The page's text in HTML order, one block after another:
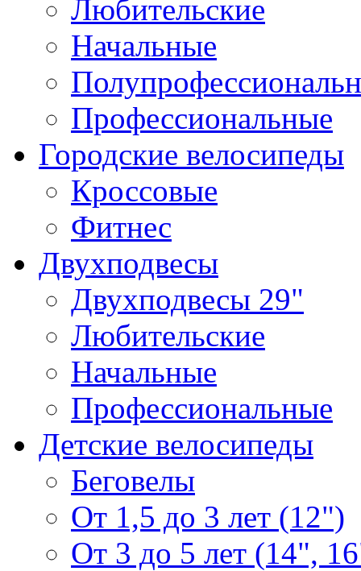
Любительские
Начальные
Профессиональные
Городские велосипеды
Кроссовые
Фитнес
Двухподвесы
Двухподвесы 29"
Любительские
Начальные
Профессиональные
Детские велосипеды
Беговелы
От 1,5 до 3 лет (12")
От 3 до 5 лет (14",